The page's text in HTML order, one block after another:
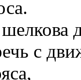
с